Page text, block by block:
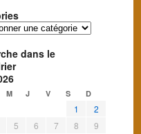
dans le
M J V S D
1
2
5 6 7 8
9